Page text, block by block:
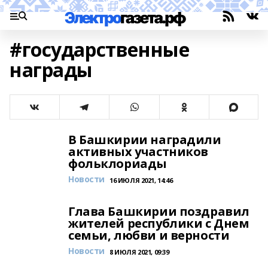
#государственные
награды
В Башкирии наградили
активных участников
фольклориады
Новости 16 ИЮЛЯ 2021, 14:46
Глава Башкирии поздравил
жителей республики с Днем
семьи, любви и верности
Новости 8 ИЮЛЯ 2021, 09:39